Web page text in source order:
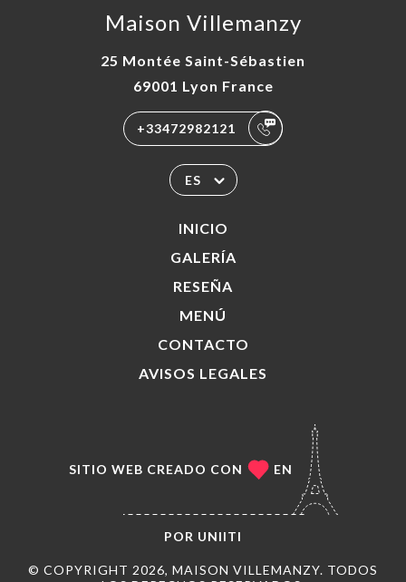
Maison Villemanzy
25 Montée Saint-Sébastien
69001 Lyon France
+33472982121
ES
INICIO
GALERÍA
RESEÑA
MENÚ
CONTACTO
AVISOS LEGALES
© COPYRIGHT 2026, MAISON VILLEMANZY. TODOS
SITIO WEB CREADO CON EN
POR UNIITI